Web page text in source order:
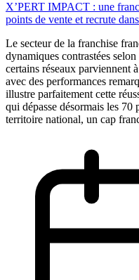
X’PERT IMPACT : une
points de vente et recrute
Le secteur de la franchise
dynamiques contrastées
certains réseaux parviennent
avec des performances
illustre parfaitement cette
qui dépasse désormais les 70
territoire national, un cap